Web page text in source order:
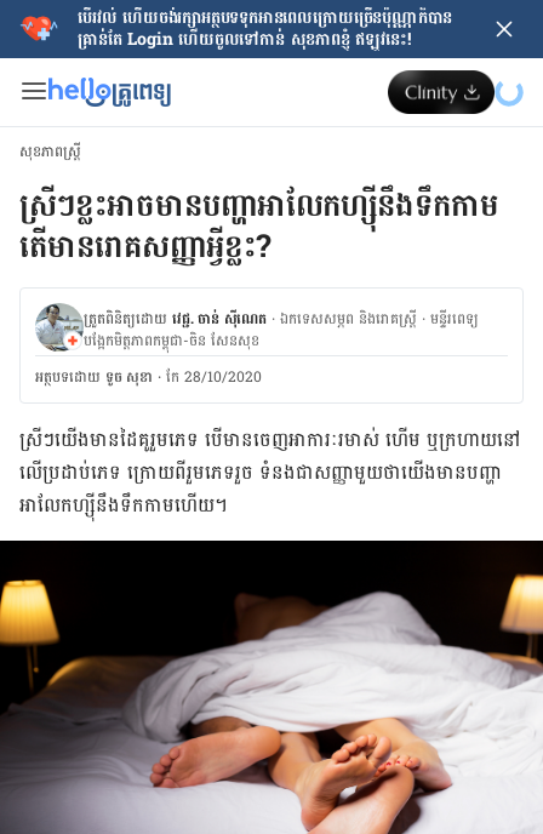
បើរវល់ ហើយចង់​រក្សាអត្ថបទទុកអានពេលក្រោយ​ច្រើនប៉ុណ្ណាក៏បាន
គ្រាន់តែ​ Login ហើយចូលទៅកាន់ សុខភាពខ្ញុំ ឥឡូវនេះ!
សុខភាពស្ត្រី
ស្រីៗខ្លះអាចមានបញ្ហាអាលែកហ្ស៊ីនឹង​ទឹកកាម
តើមាន​រោគសញ្ញាអ្វី​ខ្លះ?
ត្រួតពិនិត្យដោយ វេជ្ជ. ចាន់ ស៊ីណេត ·ឯកទេសសម្ភព និងរោគស្ត្រី ·ម​ន្ទីរពេទ្យ
បង្អែកមិត្តភាពកម្ពុជា-ចិន សែនសុខ
អត្ថបទ​ដោយ ទូច សុខា ·កែ 28/10/2020
ស្រីៗ​យើង​មាន​ដៃ​គូ​រួម​ភេទ​​ បើ​មាន​ចេញ​អាការៈ​រមាស់ ហើម ឬ​ក្រហាយ​នៅ​
លើ​ប្រដាប់​ភេទ​ ក្រោយ​ពី​រួ​មភេទ​រួច ទំនងជា​សញ្ញា​មួយ​ថា​យើង​មាន​បញ្ហា​
អាលែកហ្ស៊ី​នឹង​ទឹក​កាម​ហើយ។